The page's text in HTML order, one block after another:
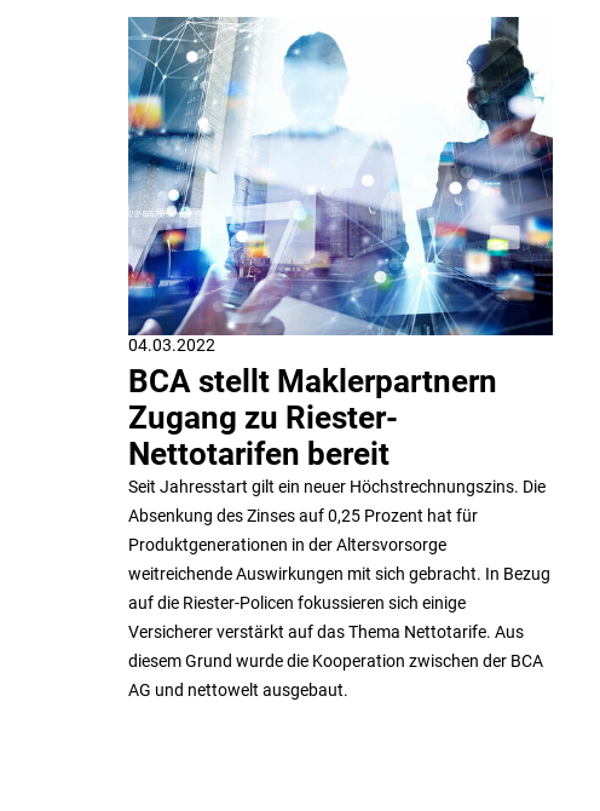
04.03.2022
BCA stellt Maklerpartnern
Zugang zu Riester-
Nettotarifen bereit
Seit Jahresstart gilt ein neuer Höchstrechnungszins. Die
Absenkung des Zinses auf 0,25 Prozent hat für
Produktgenerationen in der Altersvorsorge
weitreichende Auswirkungen mit sich gebracht. In Bezug
auf die Riester-Policen fokussieren sich einige
Versicherer verstärkt auf das Thema Nettotarife. Aus
diesem Grund wurde die Kooperation zwischen der BCA
AG und nettowelt ausgebaut.